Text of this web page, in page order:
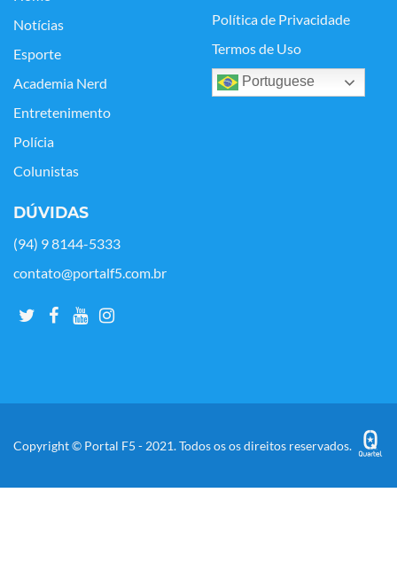
Notícias
Esporte
Academia Nerd
Entretenimento
Polícia
Colunistas
Política de Privacidade
Termos de Uso
Portuguese
DÚVIDAS
(94) 9 8144-5333
contato@portalf5.com.br
Copyright © Portal F5 - 2021. Todos os os direitos reservados.